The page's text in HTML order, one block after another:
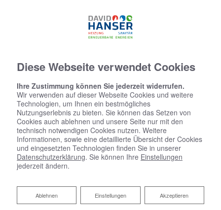
07634 - 5537774
Diese Webseite verwendet Cookies
Ihre Zustimmung können Sie jederzeit widerrufen.
Wir verwenden auf dieser Webseite Cookies und weitere
Technologien, um Ihnen ein bestmögliches
Nutzungserlebnis zu bieten. Sie können das Setzen von
Cookies auch ablehnen und unsere Seite nur mit den
technisch notwendigen Cookies nutzen. Weitere
Informationen, sowie eine detaillierte Übersicht der Cookies
und eingesetzten Technologien finden Sie in unserer
Datenschutzerklärung. Sie können Ihre Einstellungen
jederzeit ändern.
Akzeptieren
Einstellungen
Ablehnen
Ablehnen